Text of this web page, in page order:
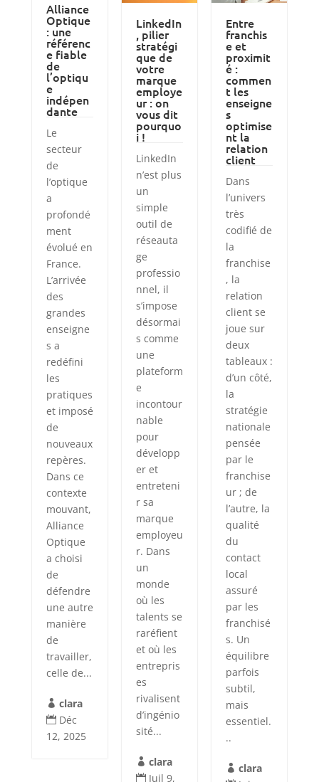
Alliance
Optique
: une
référenc
e fiable
de
l’optiqu
e
indépen
dante
Le
secteur
de
l’optique
a
profondé
ment
évolué en
France.
L’arrivée
des
grandes
enseigne
s a
redéfini
les
pratiques
et imposé
de
nouveaux
repères.
Dans ce
contexte
mouvant,
Alliance
Optique
a choisi
de
défendre
une autre
manière
de
travailler,
celle de...
 clara
 Déc
12, 2025
LinkedIn
, pilier
stratégi
que de
votre
marque
employe
ur : on
vous dit
pourquo
i !
LinkedIn
n’est plus
un
simple
outil de
réseauta
ge
professio
nnel, il
s’impose
désormai
s comme
une
plateform
e
incontour
nable
pour
développ
er et
entreteni
r sa
marque
employeu
r. Dans
un
monde
où les
talents se
raréfient
et où les
entrepris
es
rivalisent
d’ingénio
sité...
 clara
 Juil 9,
Entre
franchis
e et
proximit
é :
commen
t les
enseigne
s
optimise
nt la
relation
client
Dans
l’univers
très
codifié de
la
franchise
, la
relation
client se
joue sur
deux
tableaux :
d’un côté,
la
stratégie
nationale
pensée
par le
franchise
ur ; de
l’autre, la
qualité
du
contact
local
assuré
par les
franchisé
s. Un
équilibre
parfois
subtil,
mais
essentiel.
..
 clara